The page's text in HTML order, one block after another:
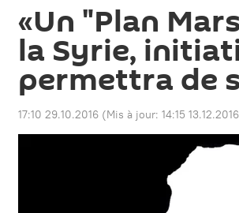
«Un "Plan
la Syrie,
permettra de
17:10 29.10.2016 (Mis à jour: 14:15 13.12.2016